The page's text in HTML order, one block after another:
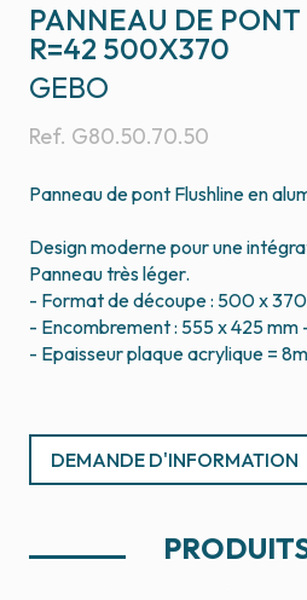
PANNEAU DE
R=42 500X370
Ref. G80.50.70.50
GEBO
Panneau de pont Flushline en
Design moderne pour une
Panneau très léger.
- Format de découpe : 500 x
- Encombrement : 555 x 425 mm
- Epaisseur plaque acrylique =
DEMANDE D'INFORMATION